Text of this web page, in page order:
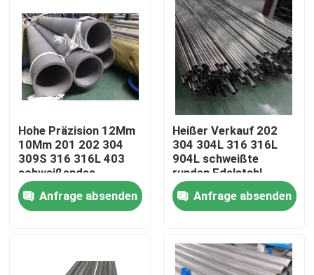
Über uns
Hohe Präzision 12Mm
10Mm 201 202 304
309S 316 316L 403
schweißendes
Edelstahl 440 A312
TubingSs-Rohr
Anfrage absenden
Heißer Verkauf 202
304 304L 316 316L
904L schweißte
runden Edelstahl-
Rohr-Schlauchpreis
Anfrage absenden